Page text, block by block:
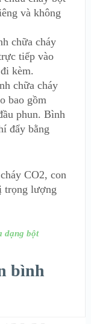
và không
chữa cháy
tiếp vào
kèm.
chữa cháy
bao gồm
phun. Bình
đẩy bằng
CO2, con
trọng lượng
dạng bột
bình